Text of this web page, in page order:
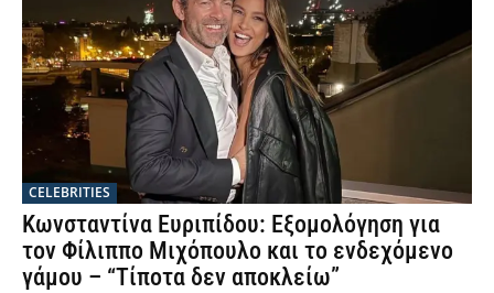
CELEBRITIES
Κωνσταντίνα Ευριπίδου: Εξομολόγηση για
τον Φίλιππο Μιχόπουλο και το ενδεχόμενο
γάμου – “Τίποτα δεν αποκλείω”